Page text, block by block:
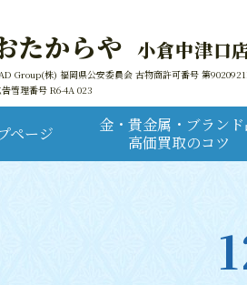
たからや 小倉中津口
Group(株) 福岡県公安委員会 古物商許可番号 第
管理番号 R6-4A 023
ページ
金・貴金属・ブラン
高価買取のコツ